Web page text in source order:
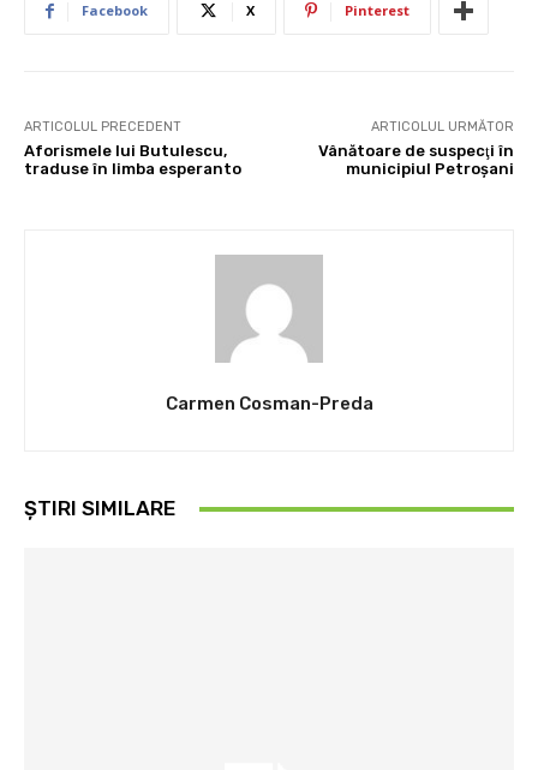
Facebook X Pinterest
ARTICOLUL PRECEDENT
Aforismele lui Butulescu,
traduse în limba esperanto
ARTICOLUL URMĂTOR
Vânătoare de suspecţi în
municipiul Petroşani
Carmen Cosman-Preda
ȘTIRI SIMILARE